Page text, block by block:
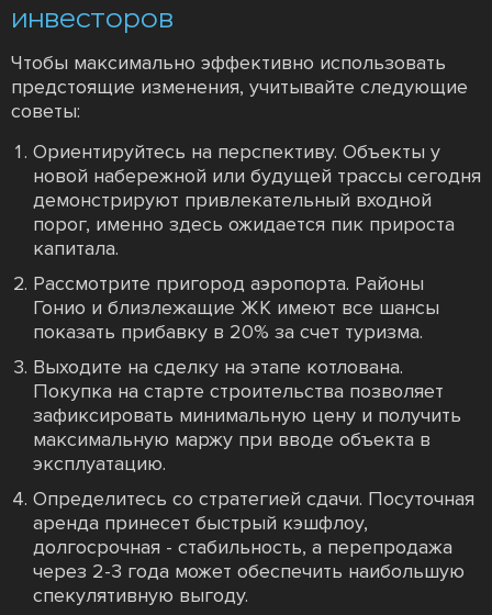
инвесторов
Чтобы максимально эффективно использовать
предстоящие изменения, учитывайте следующие
советы:
Ориентируйтесь на перспективу. Объекты у
новой набережной или будущей трассы сегодня
демонстрируют привлекательный входной
порог, именно здесь ожидается пик прироста
капитала.
Рассмотрите пригород аэропорта. Районы
Гонио и близлежащие ЖК имеют все шансы
показать прибавку в 20% за счет туризма.
Выходите на сделку на этапе котлована.
Покупка на старте строительства позволяет
зафиксировать минимальную цену и получить
максимальную маржу при вводе объекта в
эксплуатацию.
Определитесь со стратегией сдачи. Посуточная
аренда принесет быстрый кэшфлоу,
долгосрочная - стабильность, а перепродажа
через 2-3 года может обеспечить наибольшую
спекулятивную выгоду.